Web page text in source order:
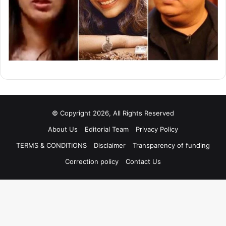
© Copyright 2026, All Rights Reserved
About Us
Editorial Team
Privacy Policy
TERMS & CONDITIONS
Disclaimer
Transparency of funding
Correction policy
Contact Us